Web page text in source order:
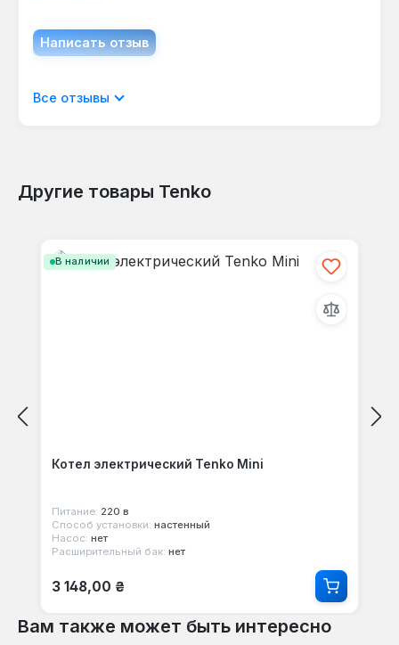
Написать отзыв
Отображать отзывы только на текущем
Все отзывы
Другие товары Tenko
В наличии
Котел электрический Tenko Mini
Питание: 220 в
Способ установки: настенный
Насос: нет
Расширительный бак: нет
Обычная цена:
3 148,00 ₴
Вам также может быть интересно